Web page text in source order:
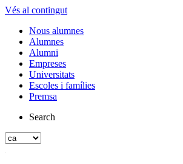
Vés al contingut
Nous alumnes
Alumnes
Alumni
Empreses
Universitats
Escoles i famílies
Premsa
Search